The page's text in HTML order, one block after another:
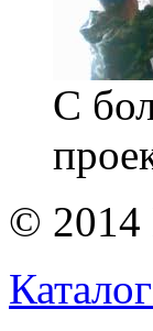
С
© 2014